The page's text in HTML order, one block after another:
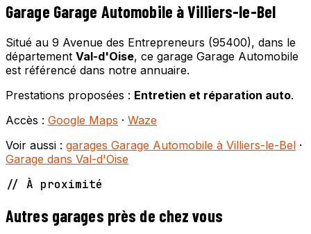
Garage Garage Automobile à Villiers-le-Bel
Situé au 9 Avenue des Entrepreneurs (95400), dans le
département Val-d'Oise, ce garage Garage Automobile
est référencé dans notre annuaire.
Prestations proposées : Entretien et réparation auto.
Accès : Google Maps · Waze
Voir aussi : garages Garage Automobile à Villiers-le-Bel ·
Garage dans Val-d'Oise
// À proximité
Autres garages près de chez vous